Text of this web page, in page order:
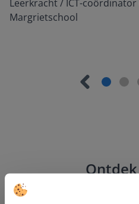
Leerkracht / ICT-
Margrietschool